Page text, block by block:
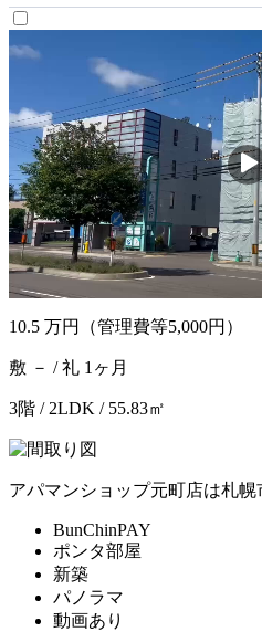
10.5 万円 （管理費等5,000円）
敷 － / 礼 1ヶ月
3階 / 2LDK / 55.83㎡
アパマンショップ元町店は札幌
BunChinPAY
ポンタ部屋
新築
パノラマ
動画あり